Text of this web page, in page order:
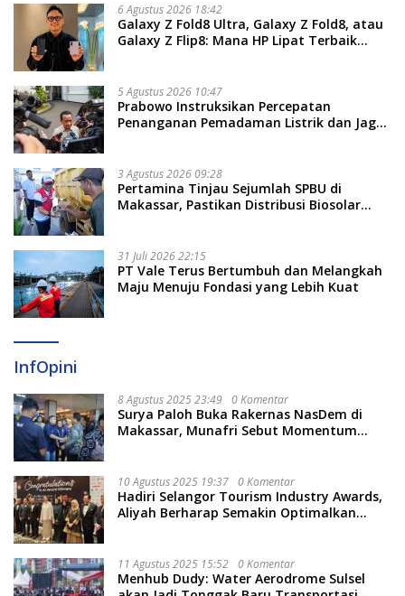
6 Agustus 2026 18:42
Galaxy Z Fold8 Ultra, Galaxy Z Fold8, atau
Galaxy Z Flip8: Mana HP Lipat Terbaik
5 Agustus 2026 10:47
Prabowo Instruksikan Percepatan
Penanganan Pemadaman Listrik dan Jaga
3 Agustus 2026 09:28
Pertamina Tinjau Sejumlah SPBU di
Makassar, Pastikan Distribusi Biosolar
31 Juli 2026 22:15
PT Vale Terus Bertumbuh dan Melangkah
Maju Menuju Fondasi yang Lebih Kuat
InfOpini
8 Agustus 2025 23:49 0 Komentar
Surya Paloh Buka Rakernas NasDem di
Makassar, Munafri Sebut Momentum
10 Agustus 2025 19:37 0 Komentar
Hadiri Selangor Tourism Industry Awards,
Aliyah Berharap Semakin Optimalkan
11 Agustus 2025 15:52 0 Komentar
Menhub Dudy: Water Aerodrome Sulsel